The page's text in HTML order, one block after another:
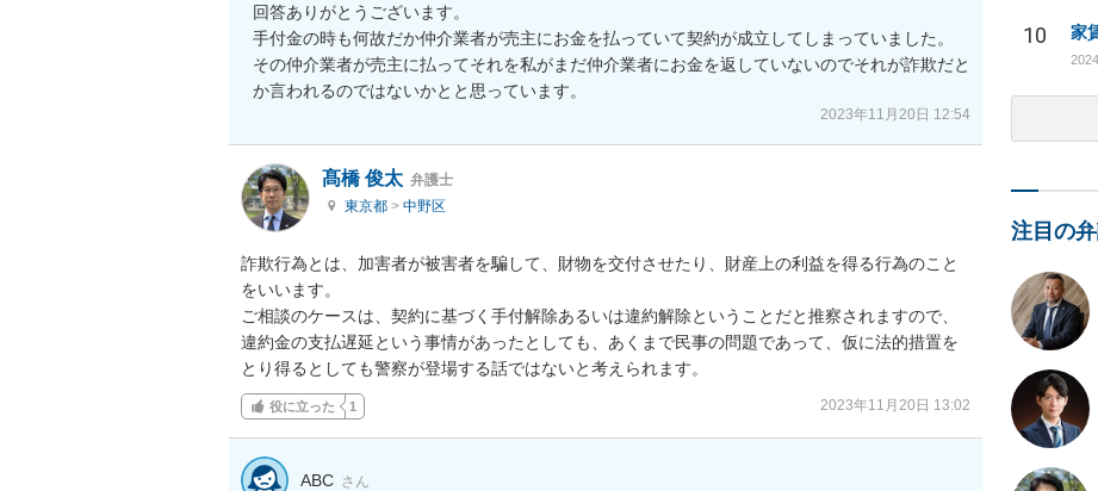
回答ありがとうございます。
手付金の時も何故だか仲介業者が売主にお金を払っていて契約が成立してしまっていました。
その仲介業者が売主に払ってそれを私がまだ仲介業者にお金を返していないのでそれが詐欺だと
か言われるのではないかとと思っています。
2023年11月20日 12:54
髙橋 俊太 弁護士
東京都 > 中野区
詐欺行為とは、加害者が被害者を騙して、財物を交付させたり、財産上の利益を得る行為のこと
をいいます。
ご相談のケースは、契約に基づく手付解除あるいは違約解除ということだと推察されますので、
違約金の支払遅延という事情があったとしても、あくまで民事の問題であって、仮に法的措置を
とり得るとしても警察が登場する話ではないと考えられます。
役に立った 1 2023年11月20日 13:02
ABC さん
10
注目の